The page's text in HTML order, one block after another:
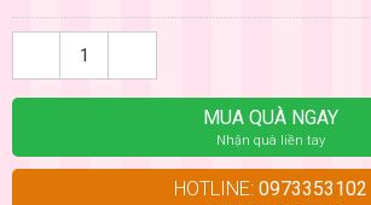
MUA QUÀ NGAY
Nhận quà liền tay
HOTLINE: 0973353102